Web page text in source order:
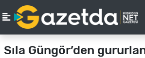
Sıla Güngör’den